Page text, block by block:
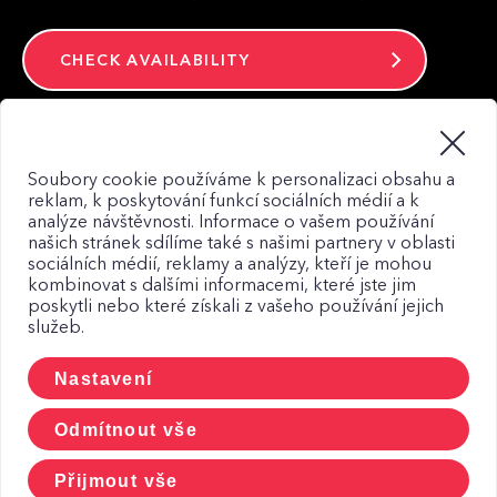
CHECK AVAILABILITY
Web map
Privacy Policy
Principles of using Cookies
CCTV and personal data
Soubory cookie používáme k personalizaci obsahu a
reklam, k poskytování funkcí sociálních médií a k
analýze návštěvnosti. Informace o vašem používání
našich stránek sdílíme také s našimi partnery v oblasti
sociálních médií, reklamy a analýzy, kteří je mohou
kombinovat s dalšími informacemi, které jste jim
poskytli nebo které získali z vašeho používání jejich
služeb.
Nastavení
Odmítnout vše
Přijmout vše